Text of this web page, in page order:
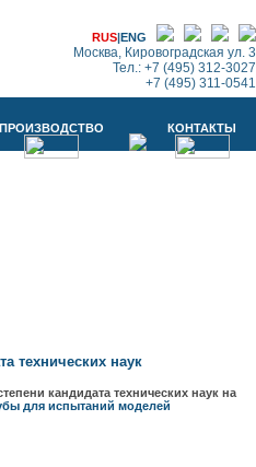
RUS|ENG
Москва, Кировоградская ул. 3
Тел.: +7 (495) 312-3027
+7 (495) 311-0541
технических наук
кандидата технических наук на
для испытаний моделей
ПРОИЗВОДСТВО КОНТАКТЫ